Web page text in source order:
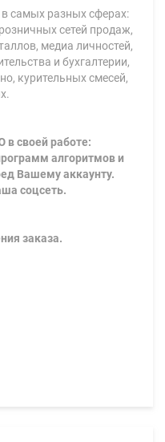
самых разных сферах:
сетей продаж,
медиа личностей,
и бухгалтерии,
курительных смесей,
своей работе:
алгоритмов и
Вашему аккаунту.
соцсеть.
заказа.